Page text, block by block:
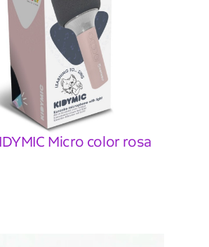
Micro color rosa